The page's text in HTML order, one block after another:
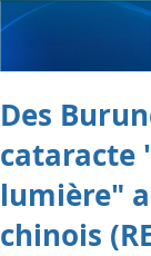
Des
cataracte
lumière"
chinois